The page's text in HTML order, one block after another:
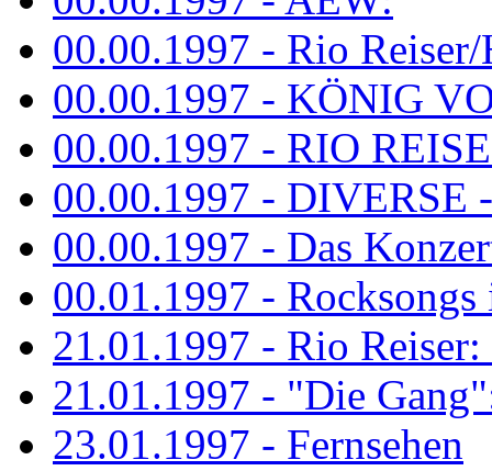
00.00.1997 - Rio Reiser/
00.00.1997 - KÖNIG
00.00.1997 - RIO
00.00.1997 - DIVERSE
00.00.1997 - Das
00.01.1997 -
21.01.1997 - Rio
21.01.1997 - "Die
23.01.1997 - Fernsehen